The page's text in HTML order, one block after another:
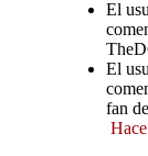
El
El
fan